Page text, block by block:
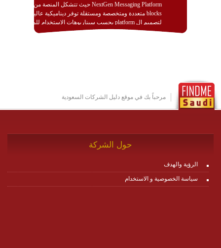
NextGen Messaging Platform حيث تتشكل المنصة من
blocks متعددة ومتخصصة ومستقلة توفر ديناميكية عالية
لتصميم ال platform بحسب سيناريوهات الاستخدام للمنصة
وتتوافق مع النشر والاستثمار ضمن بيئة استضافة dedicated
http://www.plutosms.com/zagel
مرحباً بك في موقع دليل الشركات السعودية
حول الشركة
الرؤية والهدف
سياسة الخصوصية و الاستخدام